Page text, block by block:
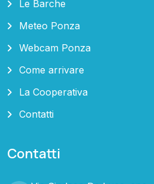
Le Barche
Meteo Ponza
Webcam Ponza
Come arrivare
La Cooperativa
Contatti
Contatti